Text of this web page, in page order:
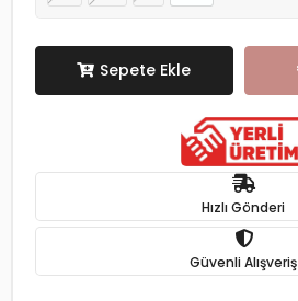
Sepete Ekle
Hızlı Gönderi
Güvenli Alışveriş